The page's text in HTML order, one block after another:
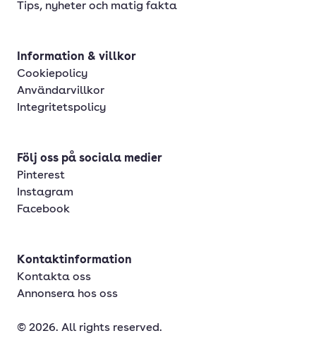
Tips, nyheter och matig fakta
Information & villkor
Cookiepolicy
Användarvillkor
Integritetspolicy
Följ oss på sociala medier
Pinterest
Instagram
Facebook
Kontaktinformation
Kontakta oss
Annonsera hos oss
© 2026. All rights reserved.